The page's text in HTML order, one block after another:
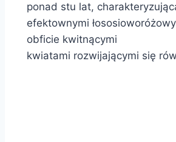
ponad stu lat,
efektownymi
obficie kwitnącymi
kwiatami rozwijającymi się